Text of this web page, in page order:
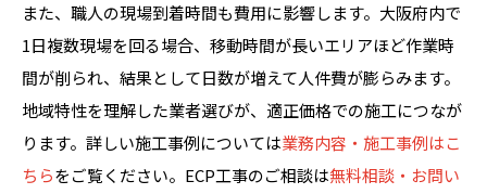
また、職人の現場到着時間も費用に影響します。大阪府内で
1日複数現場を回る場合、移動時間が長いエリアほど作業時
間が削られ、結果として日数が増えて人件費が膨らみます。
地域特性を理解した業者選びが、適正価格での施工につなが
ります。詳しい施工事例については業務内容・施工事例はこ
ちらをご覧ください。ECP工事のご相談は無料相談・お問い